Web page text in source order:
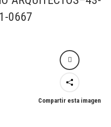
0667
Compartir esta imagen